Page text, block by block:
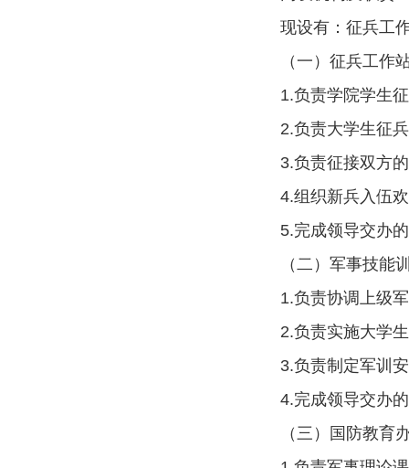
现设有：征兵工
（一）征兵工作
1.负责学院学生
2.负责大学生征
3.负责征接双方
4.组织新兵入伍
5.完成领导交办
（二）军事技能
1.负责协调上级
2.负责实施大学
3.负责制定军训
4.完成领导交办
（三）国防教育